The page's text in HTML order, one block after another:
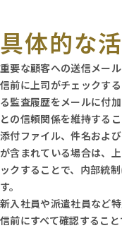
具体的な
重要な顧客への送信メー
信前に上司がチェックす
る監査履歴をメールに付
との信頼関係を維持する
添付ファイル、件名およ
が含まれている場合は、
ックすることで、内部統
す。
新入社員や派遣社員など
信前にすべて確認するこ